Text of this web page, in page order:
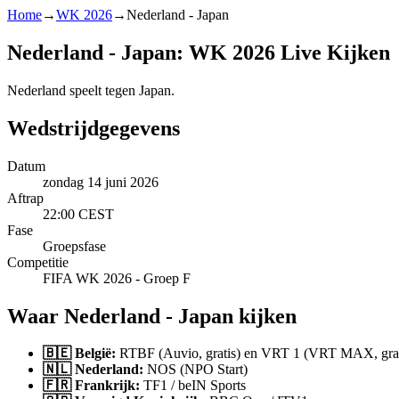
Home→WK 2026→Nederland - Japan
Nederland - Japan: WK 2026 Live Kijken
Nederland speelt tegen Japan.
Wedstrijdgegevens
Datum
zondag 14 juni 2026
Aftrap
22:00 CEST
Fase
Groepsfase
Competitie
FIFA WK 2026 - Groep F
Waar Nederland - Japan kijken
🇧🇪 België: RTBF (Auvio, gratis) en VRT 1 (VRT MAX,
🇳🇱 Nederland: NOS (NPO Start)
🇫🇷 Frankrijk: TF1 / beIN Sports